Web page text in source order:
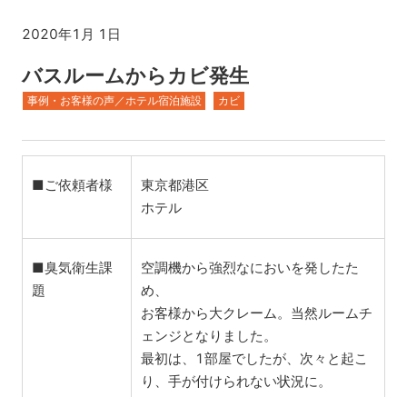
2020年1月 1日
バスルームからカビ発生
事例・お客様の声／ホテル宿泊施設 カビ
■ご依頼者様
東京都港区
ホテル
■臭気衛生課
題
空調機から強烈なにおいを発したた
め、
お客様から大クレーム。当然ルームチ
ェンジとなりました。
最初は、1部屋でしたが、次々と起こ
り、手が付けられない状況に。